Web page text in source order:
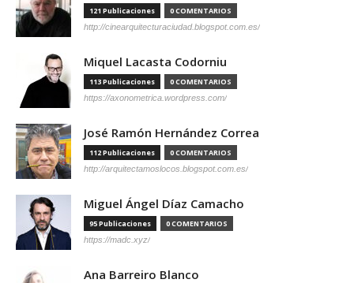
121 Publicaciones 0 COMENTARIOS
http://cinearquitecturaciudad.blogspot.com.es/
Miquel Lacasta Codorniu
113 Publicaciones 0 COMENTARIOS
https://axonometrica.wordpress.com/
José Ramón Hernández Correa
112 Publicaciones 0 COMENTARIOS
http://arquitectamoslocos.blogspot.com.es/
Miguel Ángel Díaz Camacho
95 Publicaciones 0 COMENTARIOS
https://madc.xyz/
Ana Barreiro Blanco